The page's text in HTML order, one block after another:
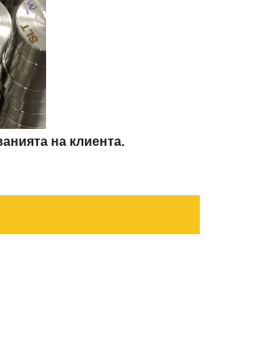
на клиента.